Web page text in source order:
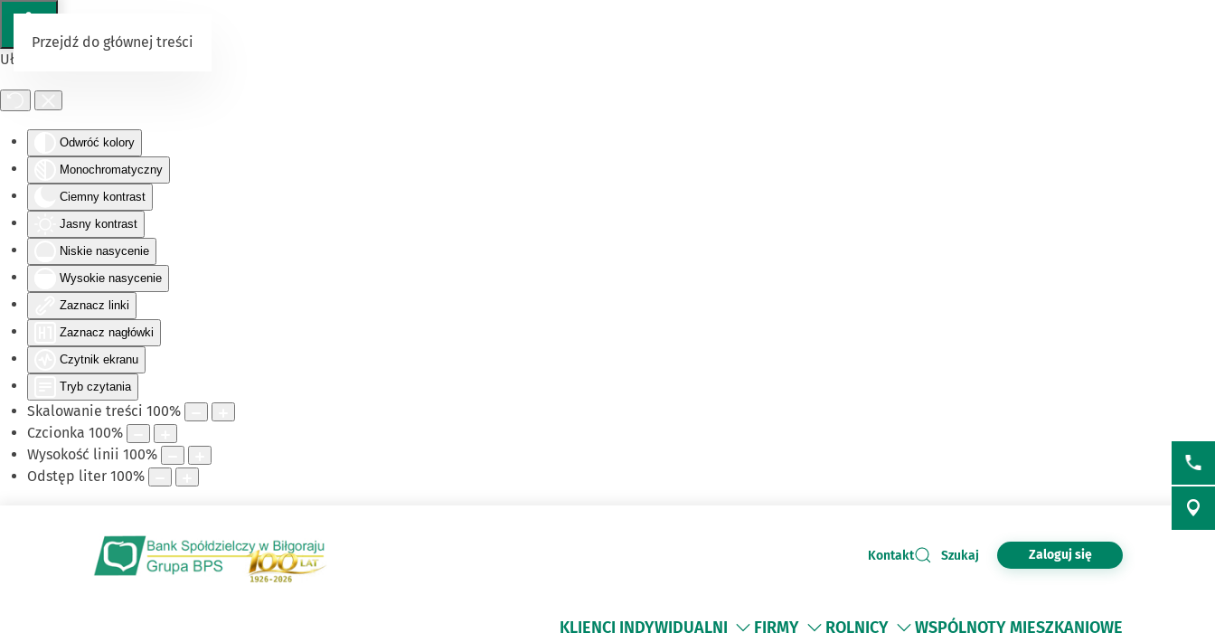
Ułatwienia dostępu
Odwróć kolory
Monochromatyczny
Ciemny kontrast
Jasny kontrast
Niskie nasycenie
Wysokie nasycenie
Zaznacz linki
Zaznacz nagłówki
Czytnik ekranu
Tryb czytania
Skalowanie treści 100%
Czcionka 100%
Wysokość linii 100%
Odstęp liter 100%
Przejdź do głównej treści
Kontakt Szukaj Zaloguj się
KLIENCI INDYWIDUALNI FIRMY ROLNICY WSPÓLNOTY MIESZKANIOWE